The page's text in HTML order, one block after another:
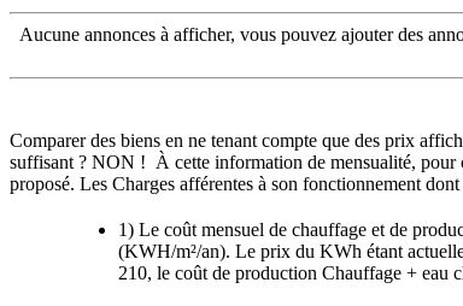
Aucune annonces à afficher, vous pouvez ajouter des
Comparer des biens en ne tenant compte que des prix
suffisant ? NON ! À cette information de mensualité, pour
proposé. Les Charges afférentes à son fonctionnement
1) Le coût mensuel de chauffage et de
(KWH/m²/an). Le prix du KWh étant
210, le coût de production Chauffage +